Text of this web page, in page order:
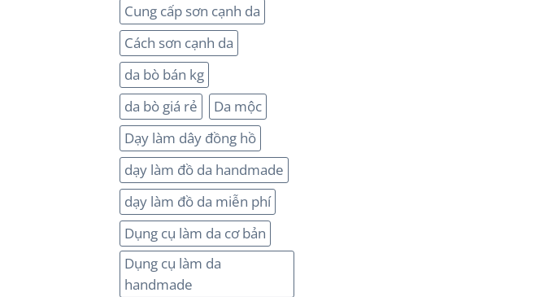
Cung cấp sơn cạnh da
Cách sơn cạnh da
da bò bán kg
da bò giá rẻ
Da mộc
Dạy làm dây đồng hồ
dạy làm đồ da handmade
dạy làm đồ da miễn phí
Dụng cụ làm da cơ bản
Dụng cụ làm da
handmade